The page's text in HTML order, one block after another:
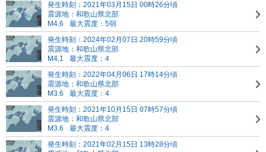
発生時刻：2021年03月15日 00時26分頃
震源地：和歌山県北部
M4.6
最大震度：5弱
発生時刻：2024年02月07日 20時59分頃
震源地：和歌山県北部
M4.1
最大震度：4
発生時刻：2022年04月06日 17時14分頃
震源地：和歌山県北部
M3.6
最大震度：4
発生時刻：2021年10月15日 07時57分頃
震源地：和歌山県北部
M3.6
最大震度：4
発生時刻：2021年02月15日 13時28分頃